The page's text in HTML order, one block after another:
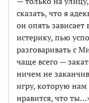
сказать, что я
он опять
истерику, пью
разговаривать с
чаще всего —
ничем не
игру, которую
нравится, что